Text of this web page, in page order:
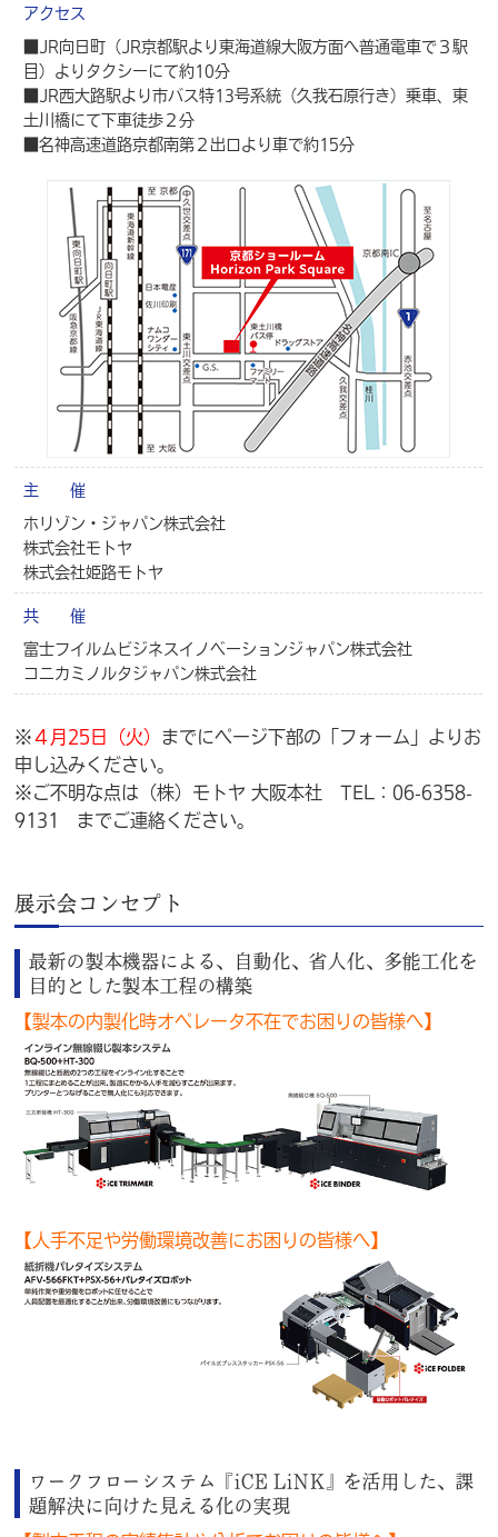
アクセス
■JR向日町（JR京都駅より東海道線大阪方面へ普通電車で３駅
目）よりタクシーにて約10分
■JR西大路駅より市バス特13号系統（久我石原行き）乗車、東
土川橋にて下車徒歩２分
■名神高速道路京都南第２出口より車で約15分
主 催
ホリゾン・ジャパン株式会社
株式会社モトヤ
株式会社姫路モトヤ
共 催
富士フイルムビジネスイノベーションジャパン株式会社
コニカミノルタジャパン株式会社
※４月25日（火） までにページ下部の「フォーム」よりお
申し込みください。
※ご不明な点は（株）モトヤ 大阪本社 TEL：06-6358-
9131 までご連絡ください。
展示会コンセプト
最新の製本機器による、自動化、省人化、多能工化を
目的とした製本工程の構築
【製本の内製化時オペレータ不在でお困りの皆様へ】
【人手不足や労働環境改善にお困りの皆様へ】
ワークフローシステム『iCE LiNK』を活用した、課
題解決に向けた見える化の実現